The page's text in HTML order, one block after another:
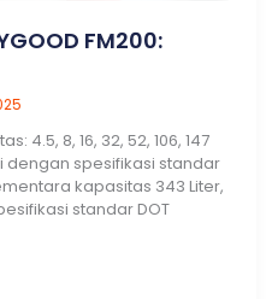
FM200:
4.5, 8, 16, 32, 52, 106, 147
dengan spesifikasi standar
kapasitas 343 Liter,
standar DOT